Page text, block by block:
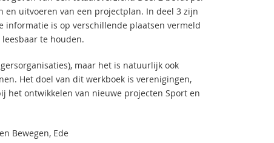
uitvoeren van een projectplan. In deel 3 zijn
informatie is op verschillende plaatsen vermeld
te houden.
maar het is natuurlijk ook
Het doel van dit werkboek is verenigingen,
het ontwikkelen van nieuwe projecten Sport en
Bewegen, Ede